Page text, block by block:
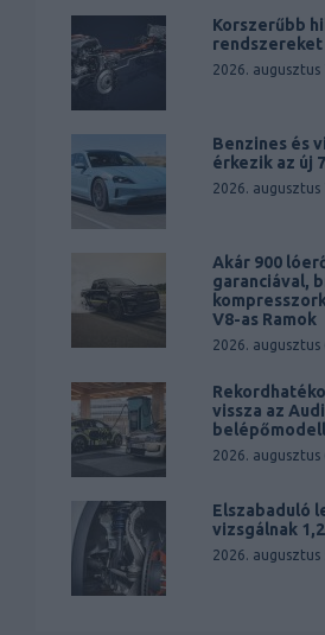
Korszerűbb
2026. augusztus
Benzines és
érkezik az új
2026. augusztus
Akár 900
garanciával,
V8-as Ramok
2026. augusztus
vissza az
2026. augusztus
Elszabaduló
vizsgálnak
2026. augusztus